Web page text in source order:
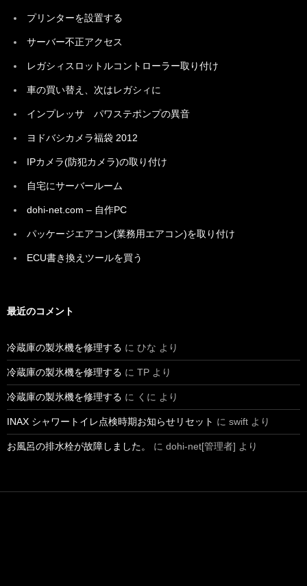
プリンターを設置する
サーバー不正アクセス
レガシィスロットルコントローラー取り付け
車の買い替え、次はレガシィに
インプレッサ パワステポンプの異音
ヨドバシカメラ福袋 2012
IPカメラ(防犯カメラ)の取り付け
自宅にサーバールーム
dohi-net.com – 自作PC
パッケージエアコン(業務用エアコン)を取り付け
ECU書き換えツールを買う
最近のコメント
冷蔵庫の製氷機を修理する に ひな より
冷蔵庫の製氷機を修理する に TP より
冷蔵庫の製氷機を修理する に くに より
INAX シャワートイレ点検時期お知らせリセット に swift より
お風呂の排水栓が故障しました。 に dohi-net[管理者] より